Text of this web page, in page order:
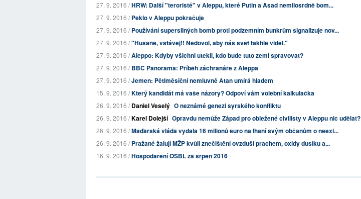
27. 9. 2016 /HRW: Další "teroristé" v Aleppu, které Putin a Asad nemilosrdně bom...
27. 9. 2016 /Peklo v Aleppu pokračuje
27. 9. 2016 /Používání supersilných bomb proti podzemním bunkrům signalizuje nov...
27. 9. 2016 /"Husane, vstávej!! Nedovol, aby nás svět takhle viděl."
27. 9. 2016 /Aleppo: Kdyby všichni utekli, kdo bude tuto zemi spravovat?
27. 9. 2016 /BBC Panorama: Příběh záchranáře z Aleppa
27. 9. 2016 /Jemen: Pětiměsíční nemluvně Atan umírá hladem
15. 9. 2016 /Který kandidát má vaše názory? Odpoví vám volební kalkulačka
26. 9. 2016 /Daniel Veselý O neznámé genezi syrského konfliktu
26. 9. 2016 /Karel Dolejší Opravdu nemůže Západ pro obležené civilisty v Aleppu nic udělat?
26. 9. 2016 /Maďarská vláda vydala 16 milionů euro na lhaní svým občanům o neexi...
26. 9. 2016 /Pražané žalují MŽP kvůli znečištění ovzduší prachem, oxidy dusíku a...
16. 9. 2016 /Hospodaření OSBL za srpen 2016